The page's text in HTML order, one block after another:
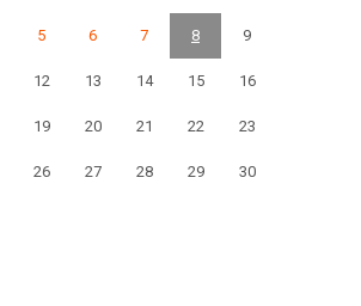
5 6 7 8 9
12 13 14 15 16
19 20 21 22 23
26 27 28 29 30